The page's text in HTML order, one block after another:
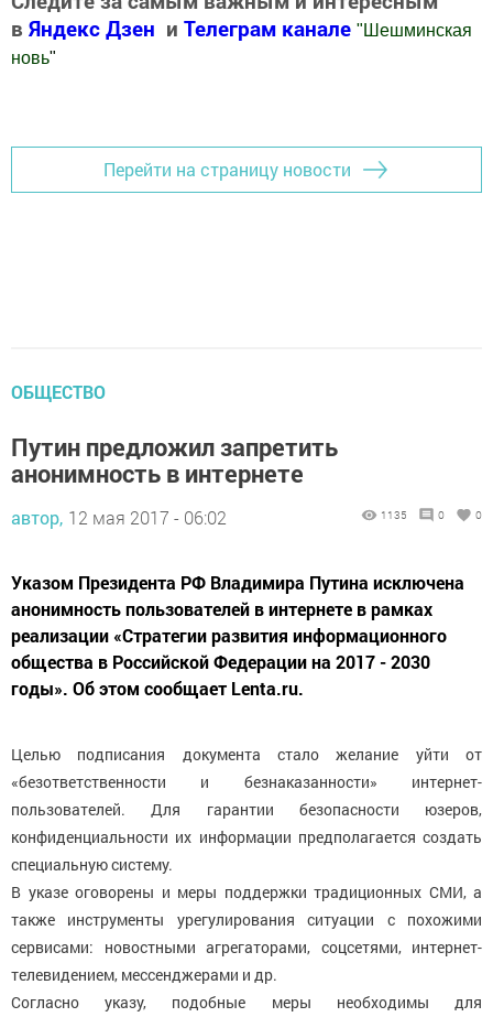
в Яндекс Дзен и Телеграм канале " Шешминская
новь"
Перейти на страницу новости
ОБЩЕСТВО
Путин предложил запретить
анонимность в интернете
автор, 12 мая 2017 - 06:02 1135 0 0
Указом Президента РФ Владимира Путина исключена
анонимность пользователей в интернете в рамках
реализации «Стратегии развития информационного
общества в Российской Федерации на 2017 - 2030
годы». Об этом сообщает Lenta.ru.
Целью подписания документа стало желание уйти от
«безответственности и безнаказанности» интернет-
пользователей. Для гарантии безопасности юзеров,
конфиденциальности их информации предполагается создать
специальную систему.
В указе оговорены и меры поддержки традиционных СМИ, а
также инструменты урегулирования ситуации с похожими
сервисами: новостными агрегаторами, соцсетями, интернет-
телевидением, мессенджерами и др.
Согласно указу, подобные меры необходимы для